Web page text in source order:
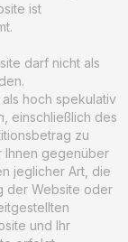
ist
darf nicht als
hoch spekulativ
einschließlich des
zu
Ihnen gegenüber
jeglicher Art, die
der Website oder
und Ihr